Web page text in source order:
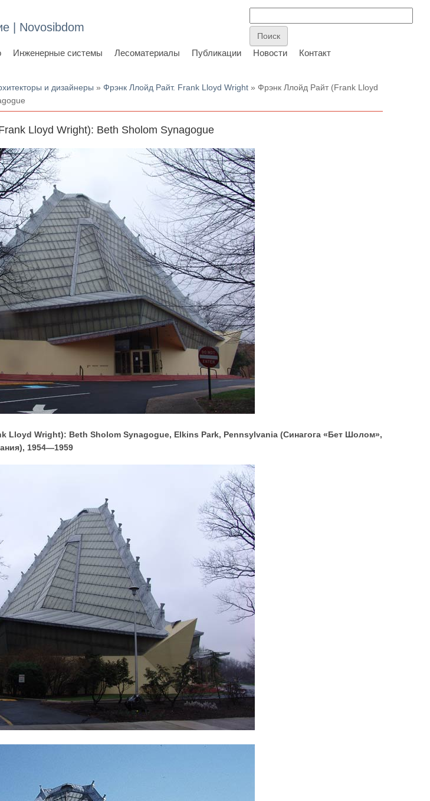
| Novosibdom
Инженерные системы Лесоматериалы Публикации Новости Контакт
и дизайнеры »Фрэнк Ллойд Райт. Frank Lloyd Wright » Фрэнк Ллойд Райт (Frank Lloyd
Lloyd Wright): Beth Sholom Synagogue
Lloyd Wright): Beth Sholom Synagogue, Elkins Park, Pennsylvania (Синагога «Бет Шолом»,
1954—1959